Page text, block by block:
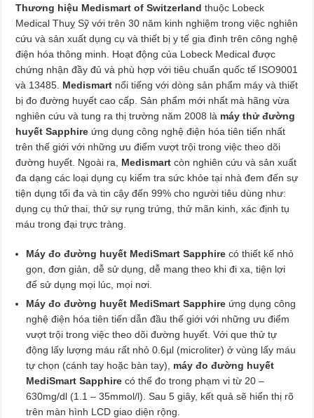
Thương hiệu Medismart of Switzerland thuộc Lobeck
Medical Thuỵ Sỹ với trên 30 năm kinh nghiệm trong việc nghiên
cứu và sản xuất dụng cụ và thiết bị y tế gia đình trên công nghệ
điện hóa thông minh. Hoạt động của Lobeck Medical được
chứng nhận đầy đủ và phù hợp với tiêu chuẩn quốc tế ISO9001
và 13485. Medismart nổi tiếng với dòng sản phẩm máy và thiết
bị đo đường huyết cao cấp. Sản phẩm mới nhất mà hãng vừa
nghiên cứu và tung ra thị trường năm 2008 là máy thử đường
huyết Sapphire ứng dụng công nghệ điện hóa tiên tiến nhất
trên thế giới với những ưu điểm vượt trội trong việc theo dõi
đường huyết. Ngoài ra, Medismart còn nghiên cứu và sản xuất
đa dạng các loại dụng cụ kiểm tra sức khỏe tại nhà đem đến sự
tiện dụng tối đa và tin cậy đến 99% cho người tiêu dùng như:
dụng cụ thử thai, thử sự rụng trứng, thử mãn kinh, xác định tụ
máu trong đại trực tràng.
Máy đo đường huyết MediSmart Sapphirecó thiết kế nhỏ
gọn, đơn giản, dễ sử dụng, dễ mang theo khi đi xa, tiện lợi
để sử dụng mọi lúc, mọi nơi.
Máy đo đường huyết MediSmart Sapphire ứng dụng công
nghệ điện hóa tiên tiến dẫn đầu thế giới với những ưu điểm
vượt trội trong việc theo dõi đường huyết. Với que thử tự
động lấy lượng máu rất nhỏ 0.6µl (microliter) ở vùng lấy máu
tự chọn (cánh tay hoặc bàn tay), máy đo đường huyết
MediSmart Sapphire có thể đo trong phạm vi từ 20 –
630mg/dl (1.1 – 35mmol/l). Sau 5 giây, kết quả sẽ hiển thị rõ
trên màn hình LCD giao diện rộng.